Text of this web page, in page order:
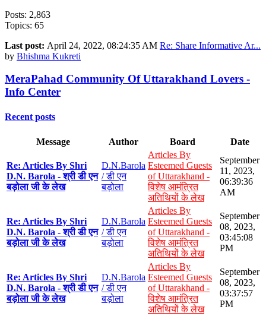
Posts: 2,863
Topics: 65
Last post: April 24, 2022, 08:24:35 AM Re: Share Informative Ar...
by Bhishma Kukreti
MeraPahad Community Of Uttarakhand Lovers -
Info Center
Recent posts
Message Author Board Date
Re: Articles By Shri
D.N. Barola - श्री डी एन
बड़ोला जी के लेख
D.N.Barola
/ डी एन
बड़ोला
Articles By
Esteemed Guests
of Uttarakhand -
विशेष आमंत्रित
अतिथियों के लेख
September
11, 2023,
06:39:36
AM
Re: Articles By Shri
D.N. Barola - श्री डी एन
बड़ोला जी के लेख
D.N.Barola
/ डी एन
बड़ोला
Articles By
Esteemed Guests
of Uttarakhand -
विशेष आमंत्रित
अतिथियों के लेख
September
08, 2023,
03:45:08
PM
Re: Articles By Shri
D.N. Barola - श्री डी एन
बड़ोला जी के लेख
D.N.Barola
/ डी एन
बड़ोला
Articles By
Esteemed Guests
of Uttarakhand -
विशेष आमंत्रित
अतिथियों के लेख
September
08, 2023,
03:37:57
PM